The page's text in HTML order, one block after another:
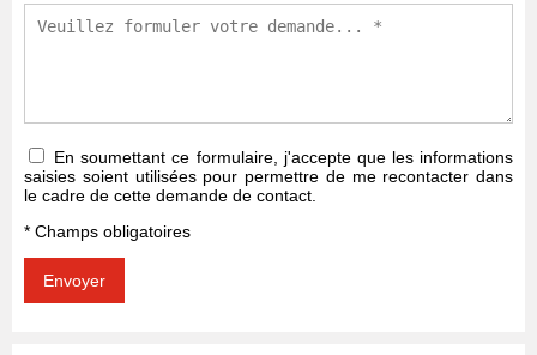
En soumettant ce formulaire, j'accepte que les informations
saisies soient utilisées pour permettre de me recontacter dans
le cadre de cette demande de contact.
* Champs obligatoires